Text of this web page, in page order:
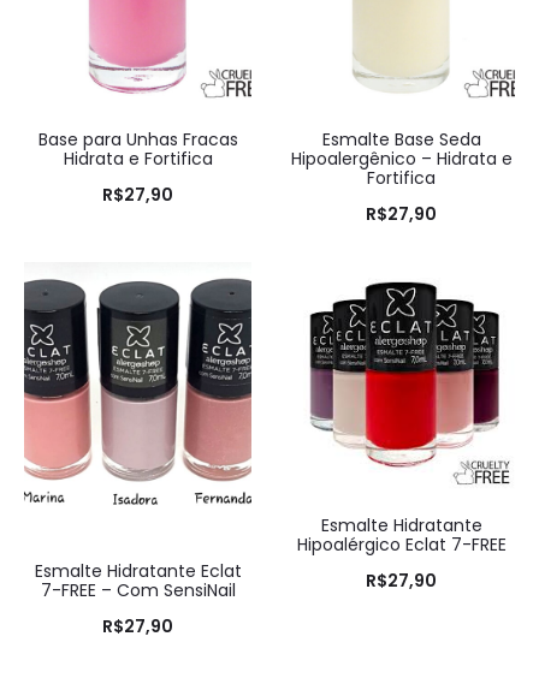
Base para Unhas Fracas
Hidrata e Fortifica
R$27,90
Esmalte Base Seda
Hipoalergênico – Hidrata e
Fortifica
R$27,90
Esmalte Hidratante Eclat
7-FREE – Com SensiNail
R$27,90
Esmalte Hidratante
Hipoalérgico Eclat 7-FREE
R$27,90